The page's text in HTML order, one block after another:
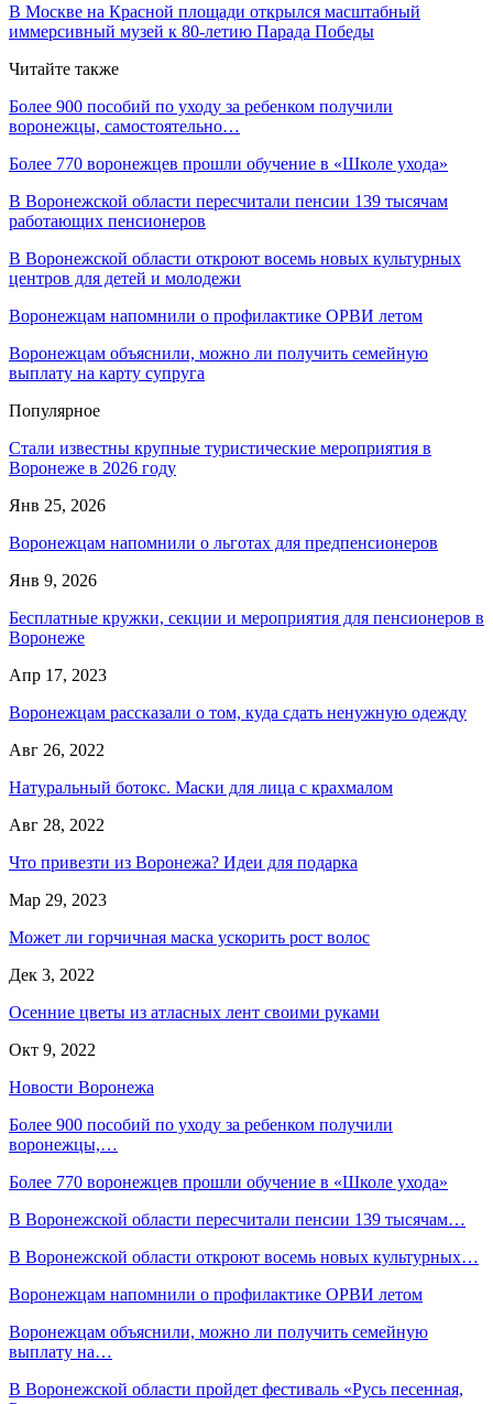
В Москве на Красной площади открылся масштабный
иммерсивный музей к 80-летию Парада Победы
Читайте также
Более 900 пособий по уходу за ребенком получили
воронежцы, самостоятельно…
Более 770 воронежцев прошли обучение в «Школе ухода»
В Воронежской области пересчитали пенсии 139 тысячам
работающих пенсионеров
В Воронежской области откроют восемь новых культурных
центров для детей и молодежи
Воронежцам напомнили о профилактике ОРВИ летом
Воронежцам объяснили, можно ли получить семейную
выплату на карту супруга
Популярное
Стали известны крупные туристические мероприятия в
Воронеже в 2026 году
Янв 25, 2026
Воронежцам напомнили о льготах для предпенсионеров
Янв 9, 2026
Бесплатные кружки, секции и мероприятия для пенсионеров в
Воронеже
Апр 17, 2023
Воронежцам рассказали о том, куда сдать ненужную одежду
Авг 26, 2022
Натуральный ботокс. Маски для лица с крахмалом
Авг 28, 2022
Что привезти из Воронежа? Идеи для подарка
Мар 29, 2023
Может ли горчичная маска ускорить рост волос
Дек 3, 2022
Осенние цветы из атласных лент своими руками
Окт 9, 2022
Новости Воронежа
Более 900 пособий по уходу за ребенком получили
воронежцы,…
Более 770 воронежцев прошли обучение в «Школе ухода»
В Воронежской области пересчитали пенсии 139 тысячам…
В Воронежской области откроют восемь новых культурных…
Воронежцам напомнили о профилактике ОРВИ летом
Воронежцам объяснили, можно ли получить семейную
выплату на…
В Воронежской области пройдет фестиваль «Русь песенная,